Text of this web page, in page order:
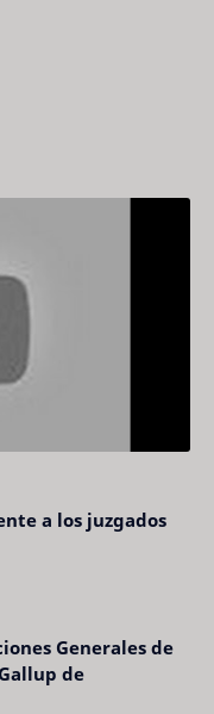
a los juzgados
Generales de
de